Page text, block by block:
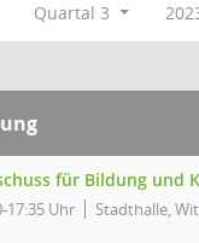
Quartal 3
für Bildung und
17:35 Uhr Stadthalle,